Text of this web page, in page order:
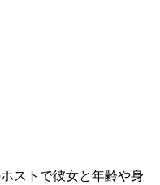
ストで彼女と年齢や身